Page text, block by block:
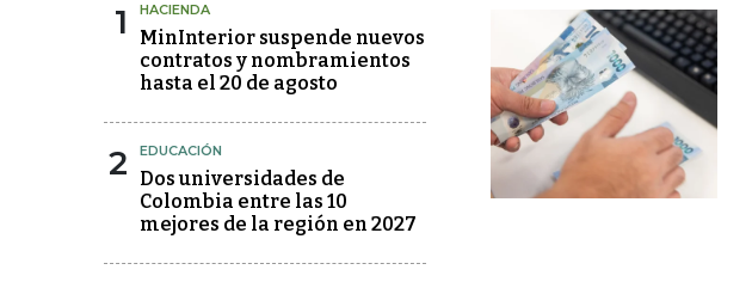
1 HACIENDA
MinInterior suspende nuevos
contratos y nombramientos
hasta el 20 de agosto
2 EDUCACIÓN
Dos universidades de
Colombia entre las 10
mejores de la región en 2027